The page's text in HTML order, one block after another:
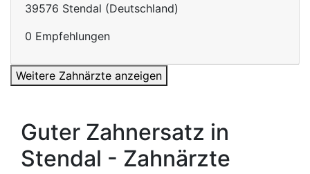
39576 Stendal (Deutschland)
0 Empfehlungen
Weitere Zahnärzte anzeigen
Guter Zahnersatz in
Stendal - Zahnärzte